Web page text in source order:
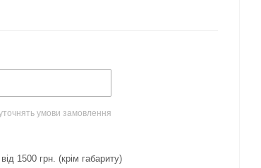
умови замовлення
1500 грн. (крім габариту)